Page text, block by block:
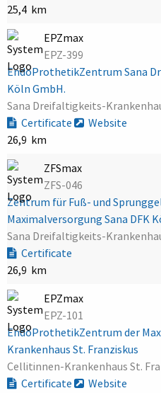
25,4 km
EPZmax
EPZ-399
EndoProthetikZentrum Sana
Köln GmbH.
Sana Dreifaltigkeits-
Certificate
Website
26,9 km
ZFSmax
ZFS-046
Zentrum für Fuß- und
Maximalversorgung Sana DFK
Sana Dreifaltigkeits-
Certificate
26,9 km
EPZmax
EPZ-101
EndoProthetikZentrum der
Krankenhaus St. Franziskus
Cellitinnen-Krankenhaus St.
Certificate
Website